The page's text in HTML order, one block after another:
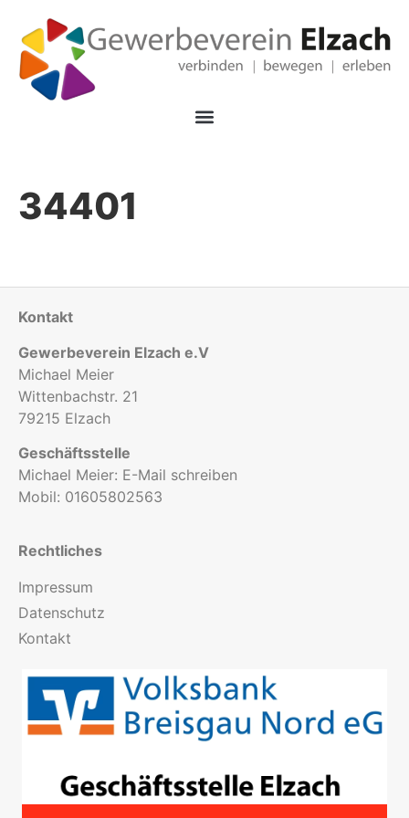
34401
Kontakt
Gewerbeverein Elzach e.V
Michael Meier
Wittenbachstr. 21
79215 Elzach
Geschäftsstelle
Michael Meier: E-Mail schreiben
Mobil: 01605802563
Rechtliches
Impressum
Datenschutz
Kontakt